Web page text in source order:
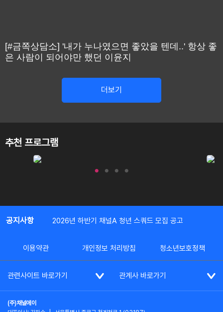
[#금쪽상담소] '내가 누나였으면 좋았을 텐데..' 항상 좋
은 사람이 되어야만 했던 이윤지
더보기
추천 프로그램
공지사항 2026년 하반기 채널A 청년 스쿼드 모집 공고
이용약관 개인정보 처리방침 청소년보호정책
관련사이트 바로가기 관계사 바로가기
(주)채널에이